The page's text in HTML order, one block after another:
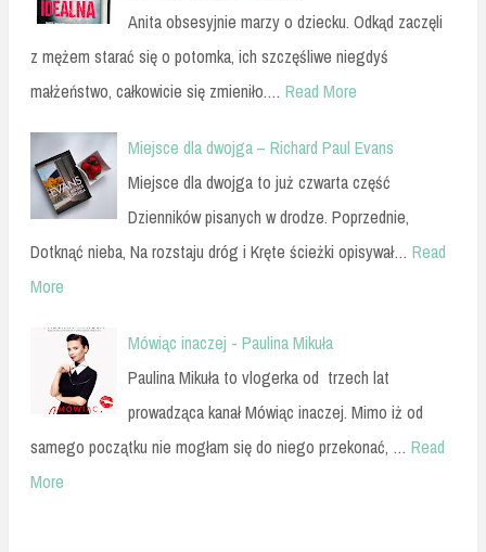
Anita obsesyjnie marzy o dziecku. Odkąd zaczęli
z mężem starać się o potomka, ich szczęśliwe niegdyś
małżeństwo, całkowicie się zmieniło.… Read More
Miejsce dla dwojga – Richard Paul Evans
Miejsce dla dwojga to już czwarta część
Dzienników pisanych w drodze. Poprzednie,
Dotknąć nieba, Na rozstaju dróg i Kręte ścieżki opisywał… Read
More
Mówiąc inaczej - Paulina Mikuła
Paulina Mikuła to vlogerka od trzech lat
prowadząca kanał Mówiąc inaczej. Mimo iż od
samego początku nie mogłam się do niego przekonać, … Read
More